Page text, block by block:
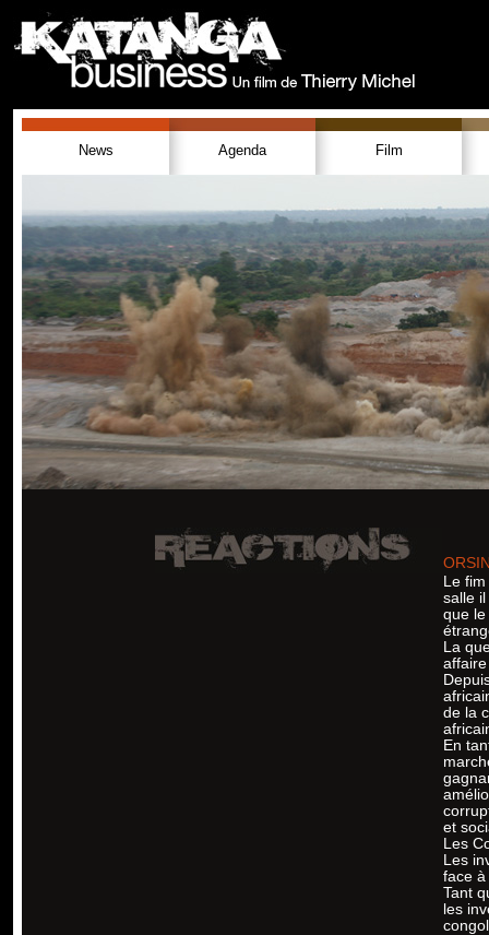
News Agenda Film
Le
salle
que le
La
de la
En
et
Les
Les
face à
Tant
les